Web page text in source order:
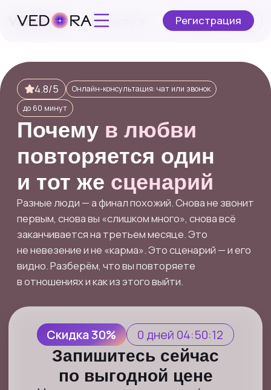
Регистрация
Все услуги Оставить заявку
4.8/5 Онлайн-консультация: чат или звонок
до 60 минут
Почемув любви
повторяется один
и тот жесценарий
Разные люди — а финал похожий. Снова не звонит
первым, снова вы «слишком много», снова всё
заканчивается на третьем месяце. Это
не невезение и не «карма». Это сценарий — и его
видно. Разберём, что вы повторяете
в отношениях и как из этого выйти.
Скидка 30% 0 дней 04:50:11
Запишитесь сейчас
по выгодной цене
Мы свяжемся с вами и согласуем формат
перед консультацией
4 490 ₽6 410₽.
Записаться сейчас